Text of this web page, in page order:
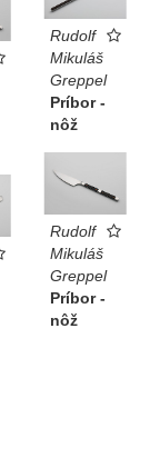
Rudolf
Mikuláš
Greppel
Príbor -
nôž
Rudolf
Mikuláš
Greppel
Príbor -
nôž